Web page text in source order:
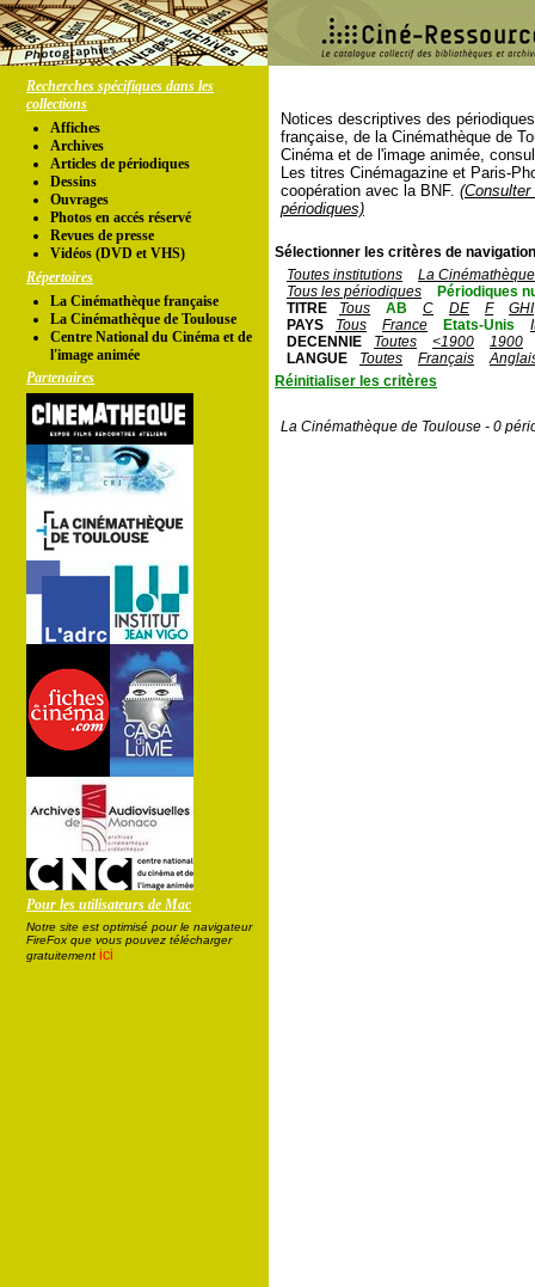
Recherches spécifiques dans les
collections
Affiches
Archives
Articles de périodiques
Dessins
Ouvrages
Photos en accés réservé
Revues de presse
Vidéos (DVD et VHS)
Répertoires
La Cinémathèque française
La Cinémathèque de Toulouse
Centre National du Cinéma et de
l'image animée
Partenaires
Pour les utilisateurs de Mac
Notre site est optimisé pour le navigateur
FireFox que vous pouvez télécharger
gratuitement ici
Notices descriptives des
française, de la Cinémathèque de
Cinéma et de l'image animée,
Les titres Cinémagazine et Paris-
coopération avec la BNF.
périodiques)
Sélectionner les critères de
Toutes institutions
La
Tous les périodiques
Périodiques
TITRE
Tous AB C DE F
GHI
PAYS
Tous France Etats-Unis
DECENNIE
Toutes <1900
1900
LANGUE
Toutes Français
Réinitialiser les critères
La Cinémathèque de Toulouse - 0